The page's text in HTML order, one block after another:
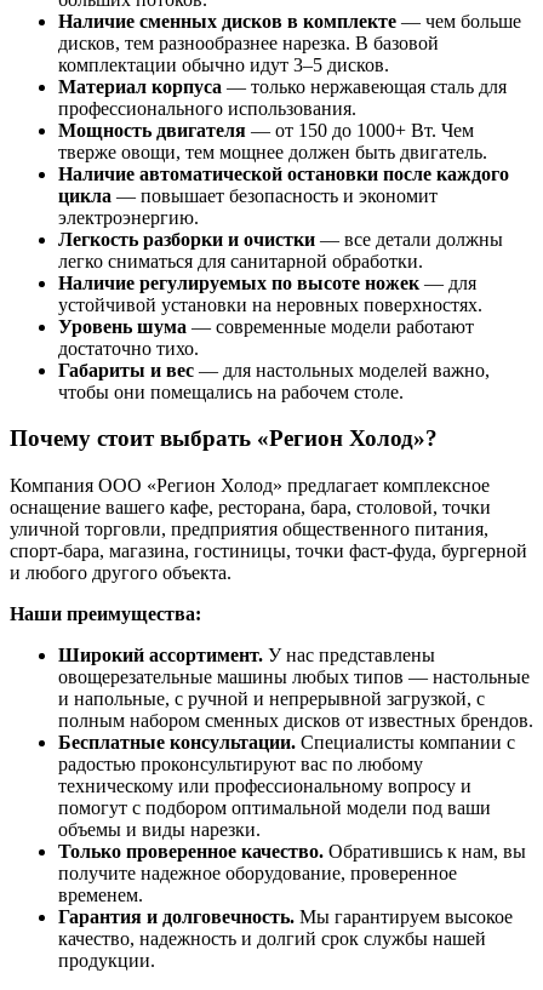
Наличие сменных дисков в комплекте — чем больше
дисков, тем разнообразнее нарезка. В базовой
комплектации обычно идут 3–5 дисков.
Материал корпуса — только нержавеющая сталь для
профессионального использования.
Мощность двигателя — от 150 до 1000+ Вт. Чем
тверже овощи, тем мощнее должен быть двигатель.
Наличие автоматической остановки после каждого
цикла — повышает безопасность и экономит
электроэнергию.
Легкость разборки и очистки — все детали должны
легко сниматься для санитарной обработки.
Наличие регулируемых по высоте ножек — для
устойчивой установки на неровных поверхностях.
Уровень шума — современные модели работают
достаточно тихо.
Габариты и вес — для настольных моделей важно,
чтобы они помещались на рабочем столе.
Почему стоит выбрать «Регион Холод»?
Компания ООО «Регион Холод» предлагает комплексное
оснащение вашего кафе, ресторана, бара, столовой, точки
уличной торговли, предприятия общественного питания,
спорт-бара, магазина, гостиницы, точки фаст-фуда, бургерной
и любого другого объекта.
Наши преимущества:
Широкий ассортимент. У нас представлены
овощерезательные машины любых типов — настольные
и напольные, с ручной и непрерывной загрузкой, с
полным набором сменных дисков от известных брендов.
Бесплатные консультации. Специалисты компании с
радостью проконсультируют вас по любому
техническому или профессиональному вопросу и
помогут с подбором оптимальной модели под ваши
объемы и виды нарезки.
Только проверенное качество. Обратившись к нам, вы
получите надежное оборудование, проверенное
временем.
Гарантия и долговечность. Мы гарантируем высокое
качество, надежность и долгий срок службы нашей
продукции.